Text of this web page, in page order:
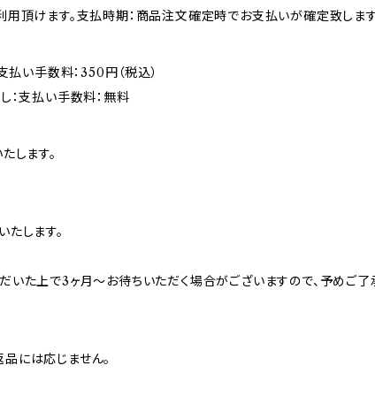
頂けます。支払時期：商品注文確定時でお支払いが確定致します
払い手数料：350円（税込）
：支払い手数料：無料
します。
します。
た上で3ヶ月〜お待ちいただく場合がございますので、予めご了
には応じません。